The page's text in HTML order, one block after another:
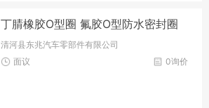
丁腈橡胶O型圈 氟胶O型防水密封圈
清河县东兆汽车零部件有限公司
0询价
面议